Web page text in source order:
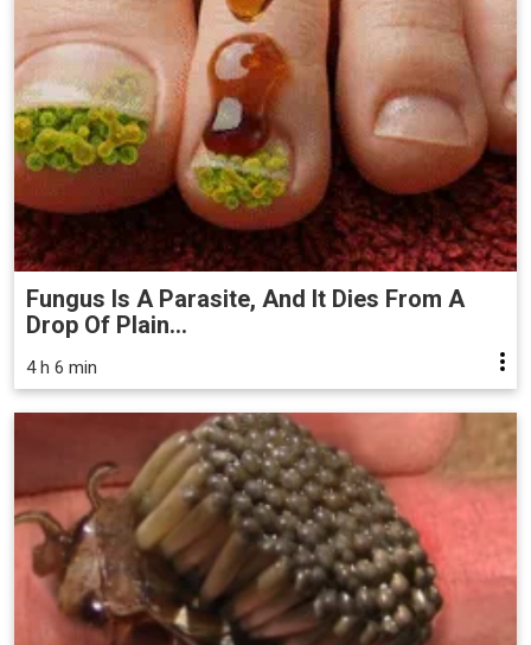
Fungus Is A Parasite, And It Dies From A
Drop Of Plain...
4 h 6 min